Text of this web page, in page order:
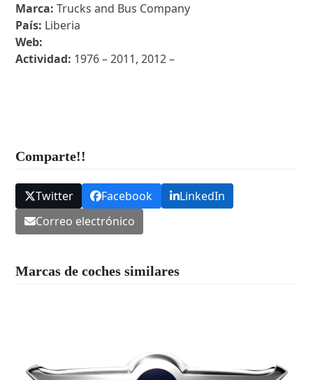
Marca:Trucks and Bus Company
País: Liberia
Web:
Actividad: 1976 – 2011, 2012 –
Comparte!!
Twitter Facebook
LinkedIn
Correo electrónico
Marcas de coches similares